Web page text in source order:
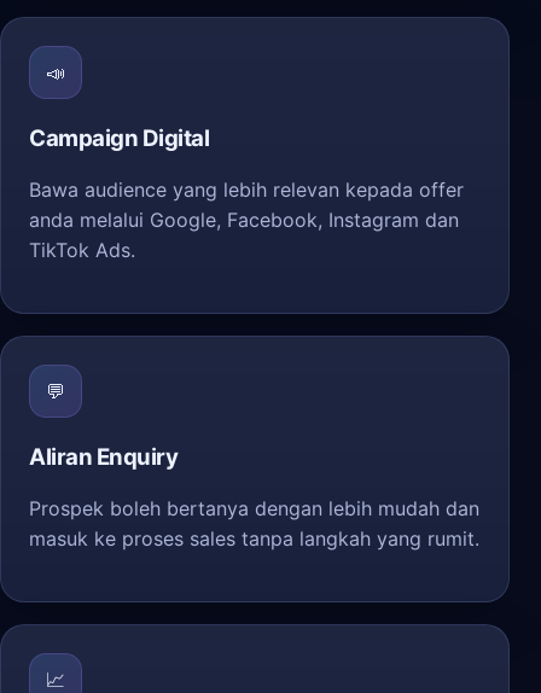
📣
Campaign Digital
Bawa audience yang lebih relevan kepada offer
anda melalui Google, Facebook, Instagram dan
TikTok Ads.
💬
Aliran Enquiry
Prospek boleh bertanya dengan lebih mudah dan
masuk ke proses sales tanpa langkah yang rumit.
📈